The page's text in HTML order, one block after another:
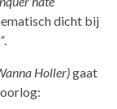
dicht bij
.
Holler)gaat